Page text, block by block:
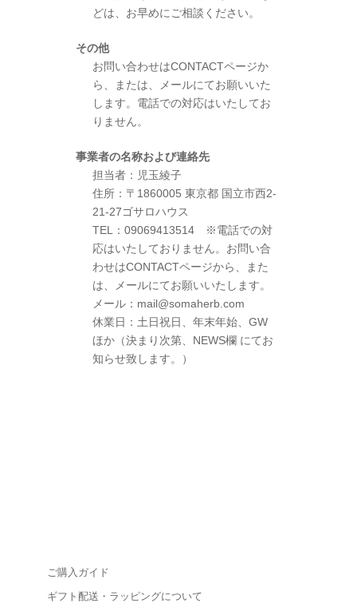
どは、お早めにご相談ください。
その他
お問い合わせはCONTACTページか
ら、または、メールにてお願いいた
します。電話での対応はいたしてお
りません。
事業者の名称および連絡先
担当者：児玉綾子
住所：〒1860005 東京都 国立市西2-
21-27ゴサロハウス
TEL：09069413514 ※電話での対
応はいたしておりません。お問い合
わせはCONTACTページから、また
は、メールにてお願いいたします。
メール：mail@somaherb.com
休業日：土日祝日、年末年始、GW
ほか（決まり次第、NEWS欄 にてお
知らせ致します。）
ご購入ガイド
ギフト配送・ラッピングについて